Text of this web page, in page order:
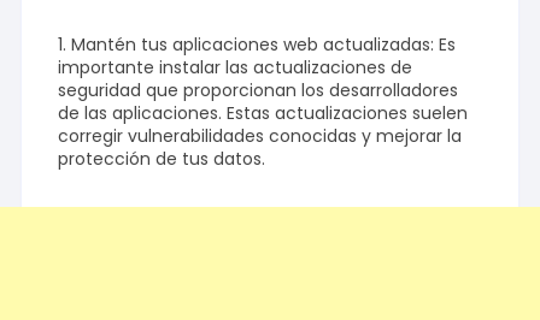
1. Mantén tus aplicaciones web actualizadas: Es
importante instalar las actualizaciones de
seguridad que proporcionan los desarrolladores
de las aplicaciones. Estas actualizaciones suelen
corregir vulnerabilidades conocidas y mejorar la
protección de tus datos.